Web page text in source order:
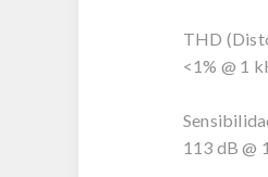
THD
<1% @ 1
113 dB @